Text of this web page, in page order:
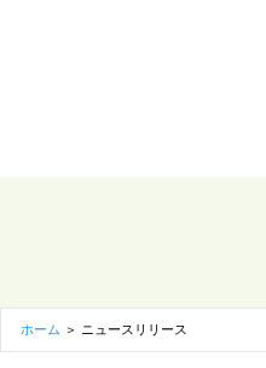
ホーム ＞ ニュースリリース